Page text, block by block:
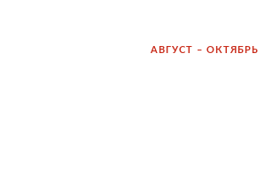
АВГУСТ – ОКТЯБРЬ